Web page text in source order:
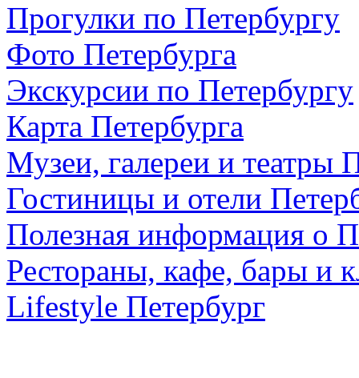
Прогулки по Петербургу
Фото Петербурга
Экскурсии по Петербургу
Карта Петербурга
Музеи, галереи и театры
Гостиницы и отели
Полезная информация о
Рестораны, кафе, бары и
Lifestyle Петербург